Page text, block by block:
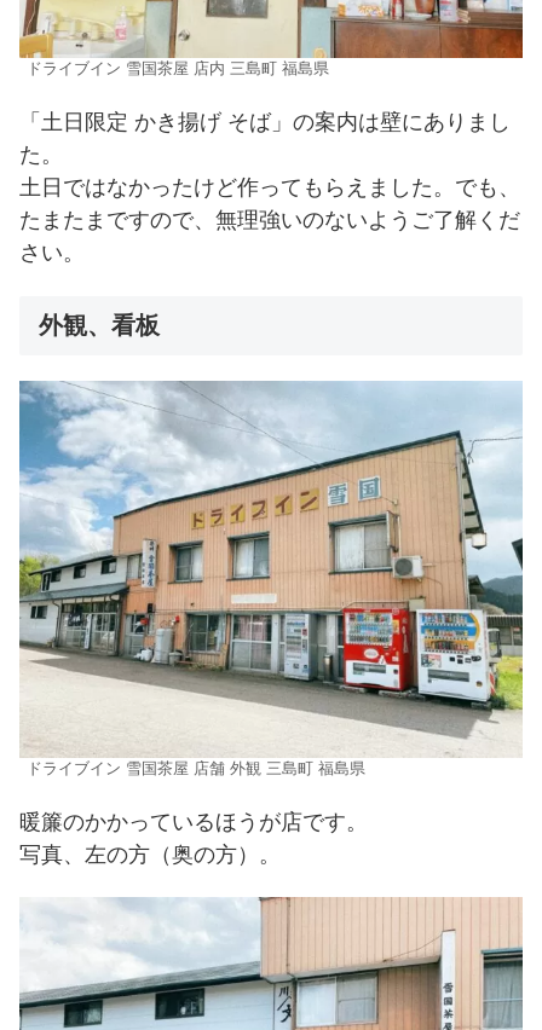
ドライブイン 雪国茶屋 店内 三島町 福島県
「土日限定 かき揚げ そば」の案内は壁にありまし
た。
土日ではなかったけど作ってもらえました。でも、
たまたまですので、無理強いのないようご了解くだ
さい。
外観、看板
ドライブイン 雪国茶屋 店舗 外観 三島町 福島県
暖簾のかかっているほうが店です。
写真、左の方（奥の方）。